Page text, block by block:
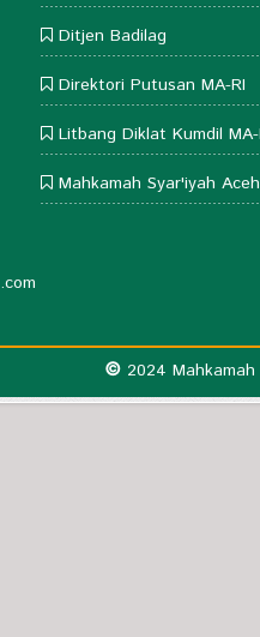
Ditjen Badilag
Direktori Putusan MA-RI
Litbang Diklat Kumdil MA-
Mahkamah Syar'iyah Aceh
© 2024